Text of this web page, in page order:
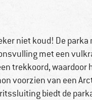
niet koud! De
met een
trekkoord, waardoor
voorzien van een
biedt de